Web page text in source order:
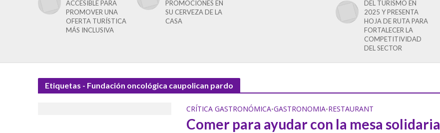
ACCESIBLE PARA
PROMOVER UNA
OFERTA TURÍSTICA
MÁS INCLUSIVA
PROMOCIONES EN
SU CERVEZA DE LA
CASA
DEL TURISMO EN
2025 Y PRESENTA
HOJA DE RUTA PARA
FORTALECER LA
COMPETITIVIDAD
DEL SECTOR
Etiquetas - Fundación oncológica caupolican pardo
CRÍTICA GASTRONÓMICA•GASTRONOMIA•RESTAURANT
Comer para ayudar con la mesa solidaria